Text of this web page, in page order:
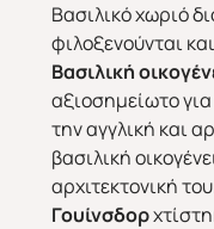
Βασιλικό χωριό
φιλοξενούνται
Βασιλική
αξιοσημείωτο
την αγγλική και
βασιλική
αρχιτεκτονική
Γουίνσδορ